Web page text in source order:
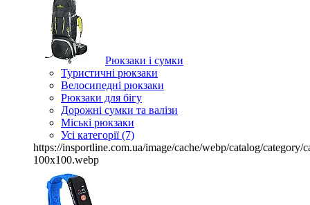
Рюкзаки і сумки
Туристичні рюкзаки
Велосипедні рюкзаки
Рюкзаки для бігу
Дорожні сумки та валізи
Міські рюкзаки
Усі категорії (7)
https://insportline.com.ua/image/cache/webp/catalog/category/
100x100.webp